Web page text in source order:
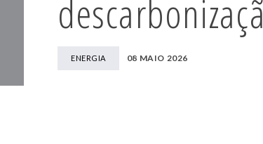
ENERGIA 08 MAIO 2026